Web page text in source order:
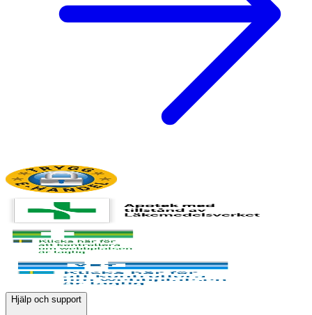
Hjälp och support